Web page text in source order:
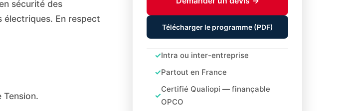
sécurité des
électriques. En respect
Tension.
Télécharger le programme (PDF)
Intra ou inter-entreprise
Partout en France
Certifié Qualiopi — finançable
OPCO